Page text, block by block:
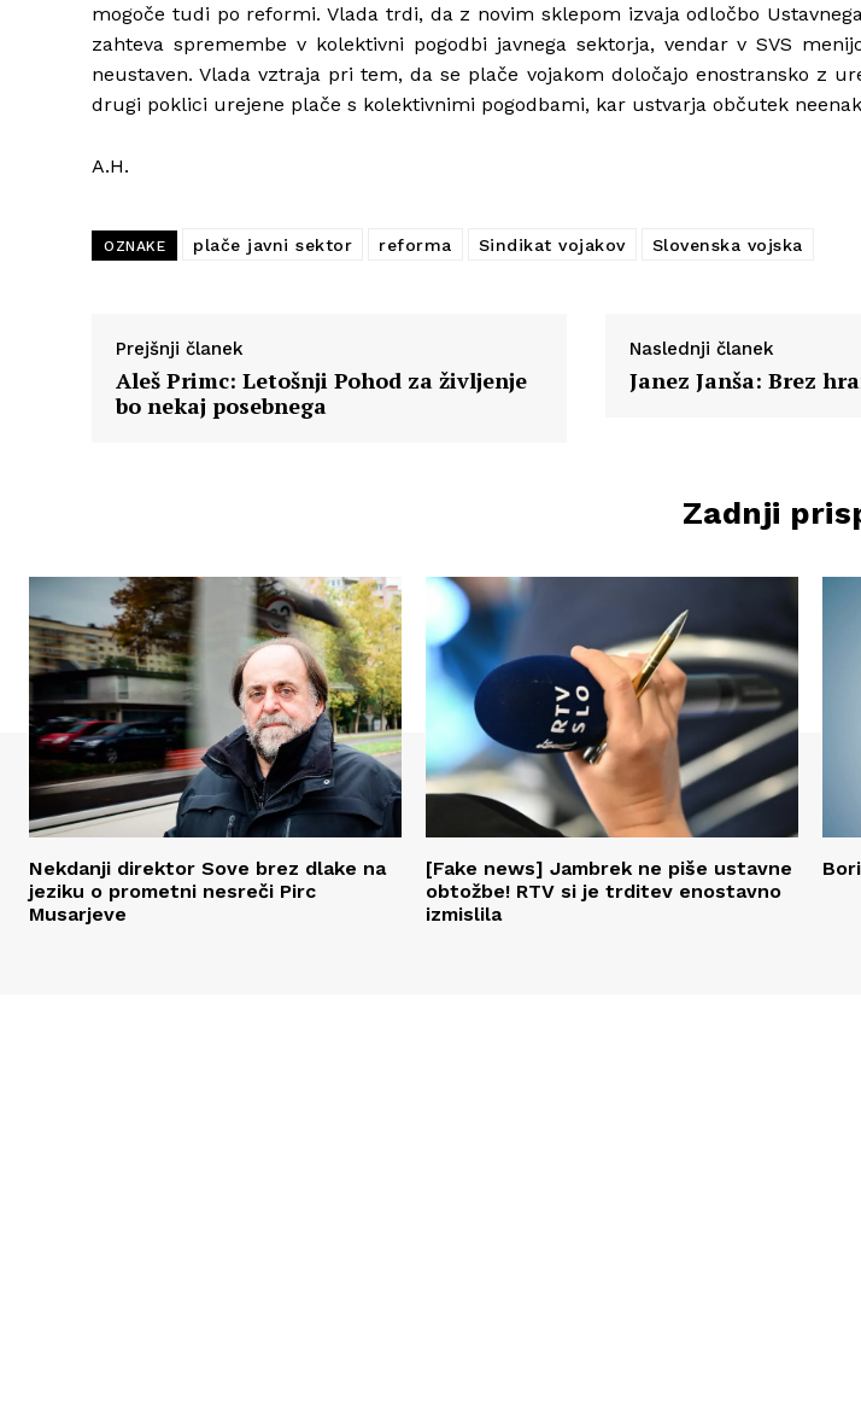
mogoče tudi po reformi. Vlada trdi, da z novim sklepom izvaja odločbo
zahteva spremembe v kolektivni pogodbi javnega sektorja, vendar v SVS
neustaven. Vlada vztraja pri tem, da se plače vojakom določajo enostransko z
drugi poklici urejene plače s kolektivnimi pogodbami, kar ustvarja občutek
A.H.
OZNAKE plače javni sektor reforma Sindikat vojakov Slovenska vojska
Prejšnji članek
Aleš Primc: Letošnji Pohod za življenje
bo nekaj posebnega
Naslednji članek
Janez Janša: Brez
Zadnji
Nekdanji direktor Sove brez dlake na
jeziku o prometni nesreči Pirc
Musarjeve
[Fake news] Jambrek ne piše ustavne
obtožbe! RTV si je trditev enostavno
izmislila